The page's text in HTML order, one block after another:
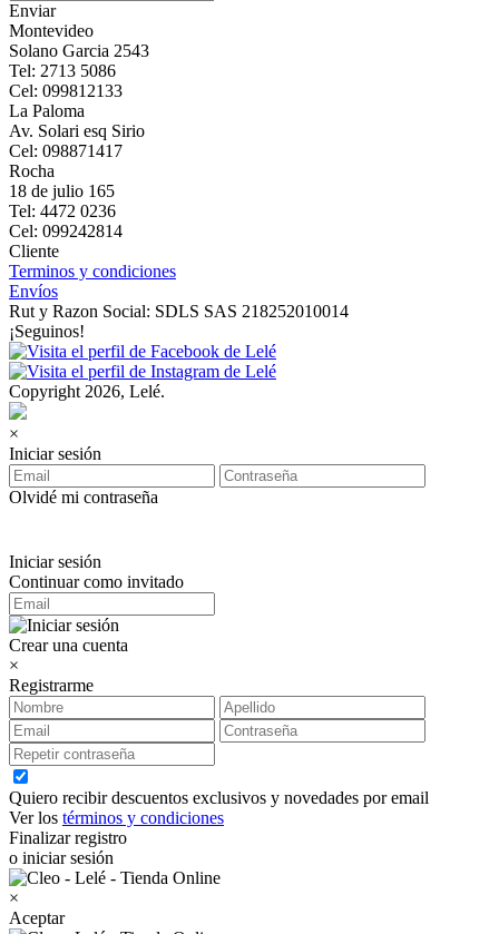
Enviar
Montevideo
Solano Garcia 2543
Tel: 2713 5086
Cel: 099812133
La Paloma
Av. Solari esq Sirio
Cel: 098871417
Rocha
18 de julio 165
Tel: 4472 0236
Cel: 099242814
Cliente
Terminos y condiciones
Envíos
Rut y Razon Social: SDLS SAS 218252010014
¡Seguinos!
Copyright 2026, Lelé.
×
Iniciar sesión
Olvidé mi contraseña
Iniciar sesión
Continuar como invitado
Crear una cuenta
×
Registrarme
Quiero recibir descuentos exclusivos y novedades por email
Ver los términos y condiciones
Finalizar registro
o iniciar sesión
×
Aceptar